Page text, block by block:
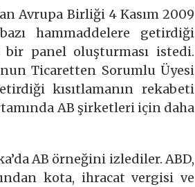
Avrupa Birliği 4 Kasım 2009
hammaddelere getirdiği
panel oluşturması istedi.
Ticaretten Sorumlu Üyesi
kısıtlamanın rekabeti
AB şirketleri için daha
AB örneğini izlediler. ABD,
kota, ihracat vergisi ve